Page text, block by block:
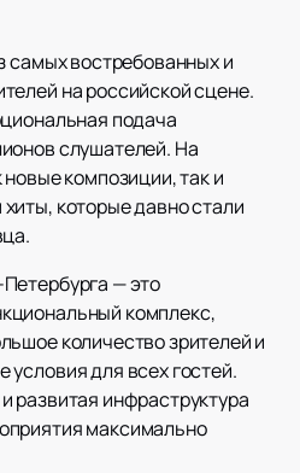
самых востребованных и
на российской сцене.
подача
слушателей. На
композиции, так и
которые давно стали
— это
комплекс,
количество зрителей и
для всех гостей.
развитая инфраструктура
максимально